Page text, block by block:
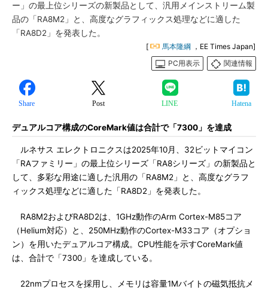
ー」の最上位シリーズの新製品として、汎用メインストリーム製
品の「RA8M2」と、高度なグラフィックス処理などに適した
「RA8D2」を発表した。
[ 馬本隆綱 ，EE Times Japan]
PC用表示
関連情報
Share Post LINE Hatena
デュアルコア構成のCoreMark値は合計で「7300」を達成
ルネサス エレクトロニクスは2025年10月、32ビットマイコン
「RAファミリー」の最上位シリーズ「RA8シリーズ」の新製品と
して、多彩な用途に適した汎用の「RA8M2」と、高度なグラフ
ィックス処理などに適した「RA8D2」を発表した。
RA8M2およびRA8D2は、1GHz動作のArm Cortex-M85コア
（Helium対応）と、250MHz動作のCortex-M33コア（オプショ
ン）を用いたデュアルコア構成。CPU性能を示すCoreMark値
は、合計で「7300」を達成している。
22nmプロセスを採用し、メモリは容量1Mバイトの磁気抵抗メ